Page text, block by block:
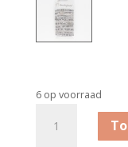
6 op voorraad
Diamond